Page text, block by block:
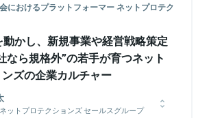
におけるプラットフォーマー ネットプロテク
動かし、新規事業や経営戦略策定
なら規格外”の若手が育つネット
ズの企業カルチャー
ットプロテクションズ セールスグループ